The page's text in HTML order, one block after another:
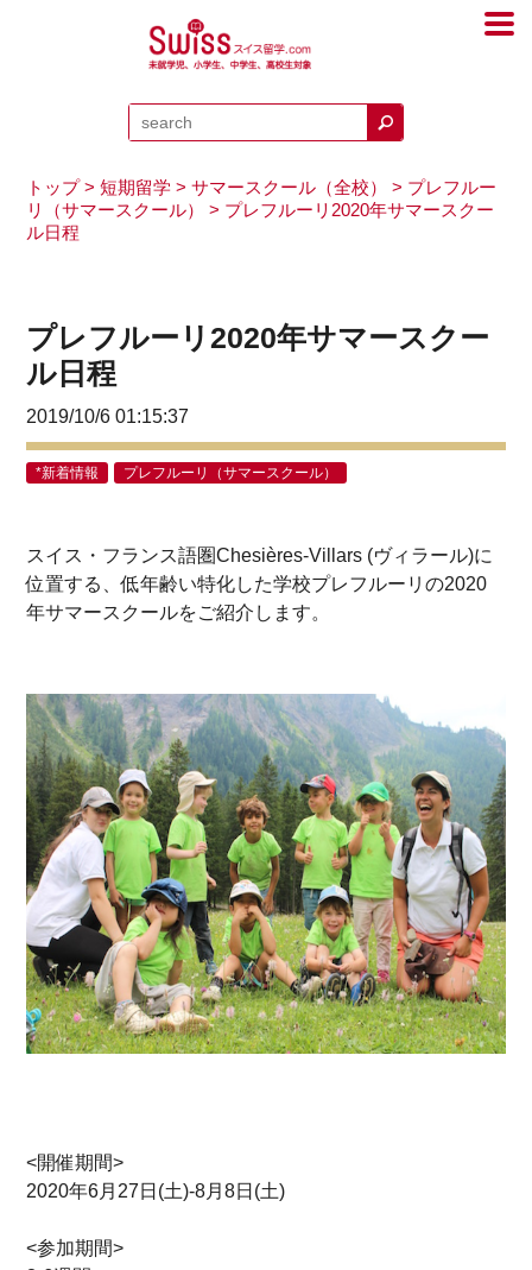
トップ>短期留学 >サマースクール（全校） > プレフルー
リ（サマースクール）
> プレフルーリ2020年サマースクー
ル日程
プレフルーリ2020年サマースクー
ル日程
2019/10/6 01:15:37
*新着情報 プレフルーリ（サマースクール）
スイス・フランス語圏Chesières-Villars (ヴィラール)に
位置する、低年齢い特化した学校プレフルーリの2020
年サマースクールをご紹介します。
<開催期間>
2020年6月27日(土)-8月8日(土)
<参加期間>